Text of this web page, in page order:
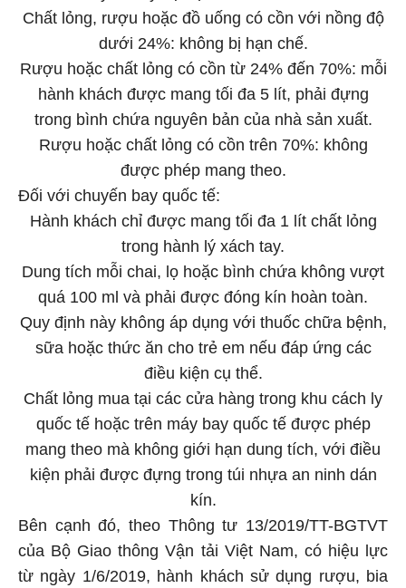
Chất lỏng, rượu hoặc đồ uống có cồn với nồng độ
dưới 24%: không bị hạn chế.
Rượu hoặc chất lỏng có cồn từ 24% đến 70%: mỗi
hành khách được mang tối đa 5 lít, phải đựng
trong bình chứa nguyên bản của nhà sản xuất.
Rượu hoặc chất lỏng có cồn trên 70%: không
được phép mang theo.
Đối với chuyến bay quốc tế:
Hành khách chỉ được mang tối đa 1 lít chất lỏng
trong hành lý xách tay.
Dung tích mỗi chai, lọ hoặc bình chứa không vượt
quá 100 ml và phải được đóng kín hoàn toàn.
Quy định này không áp dụng với thuốc chữa bệnh,
sữa hoặc thức ăn cho trẻ em nếu đáp ứng các
điều kiện cụ thể.
Chất lỏng mua tại các cửa hàng trong khu cách ly
quốc tế hoặc trên máy bay quốc tế được phép
mang theo mà không giới hạn dung tích, với điều
kiện phải được đựng trong túi nhựa an ninh dán
kín.
Bên cạnh đó, theo Thông tư 13/2019/TT-BGTVT
của Bộ Giao thông Vận tải Việt Nam, có hiệu lực
từ ngày 1/6/2019, hành khách sử dụng rượu, bia